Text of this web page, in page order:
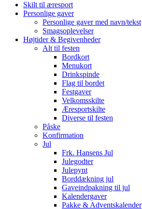
Skilt til æresport
Personlige gaver
Personlige gaver med navn/tekst
Smagsoplevelser
Højtider & Begivenheder
Alt til festen
Bordkort
Menukort
Drinkspinde
Flag til bordet
Festgaver
Velkomsskilte
Æresportskilte
Diverse til festen
Påske
Konfirmation
Jul
Frk. Hansens Jul
Julegodter
Julepynt
Borddækning jul
Gaveindpakning til jul
Kalendergaver
Pakke & Adventskalender